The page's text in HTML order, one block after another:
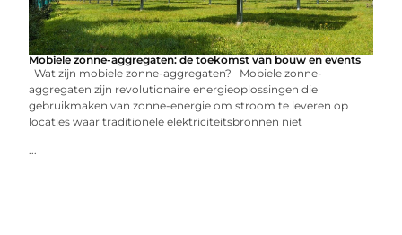
Mobiele zonne-aggregaten: de toekomst van bouw en events
Wat zijn mobiele zonne-aggregaten? Mobiele zonne-
aggregaten zijn revolutionaire energieoplossingen die
gebruikmaken van zonne-energie om stroom te leveren op
locaties waar traditionele elektriciteitsbronnen niet
...